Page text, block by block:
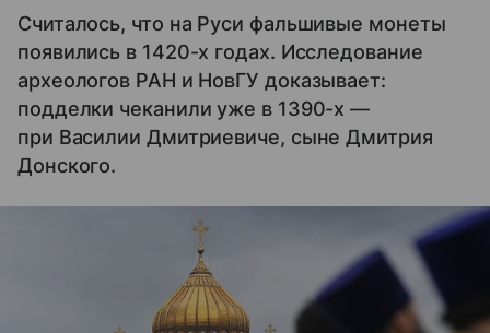
Считалось, что на Руси фальшивые монеты
появились в 1420-х годах. Исследование
археологов РАН и НовГУ доказывает:
подделки чеканили уже в 1390-х —
при Василии Дмитриевиче, сыне Дмитрия
Донского.